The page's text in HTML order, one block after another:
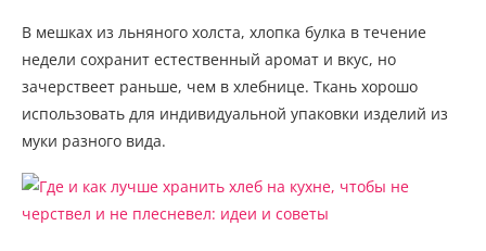
В мешках из льняного холста, хлопка булка в течение
недели сохранит естественный аромат и вкус, но
зачерствеет раньше, чем в хлебнице. Ткань хорошо
использовать для индивидуальной упаковки изделий из
муки разного вида.